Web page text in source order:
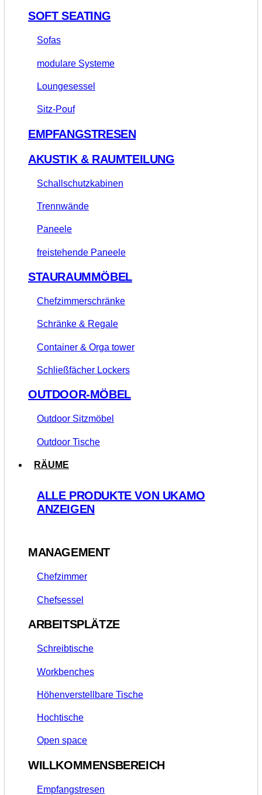
SOFT SEATING
Sofas
modulare Systeme
Loungesessel
Sitz-Pouf
EMPFANGSTRESEN
AKUSTIK & RAUMTEILUNG
Schallschutzkabinen
Trennwände
Paneele
freistehende Paneele
STAURAUMMÖBEL
Chefzimmerschränke
Schränke & Regale
Container & Orga tower
Schließfächer Lockers
OUTDOOR-MÖBEL
Outdoor Sitzmöbel
Outdoor Tische
RÄUME
ALLE PRODUKTE VON UKAMO
ANZEIGEN
MANAGEMENT
Chefzimmer
Chefsessel
ARBEITSPLÄTZE
Schreibtische
Workbenches
Höhenverstellbare Tische
Hochtische
Open space
WILLKOMMENSBEREICH
Empfangstresen